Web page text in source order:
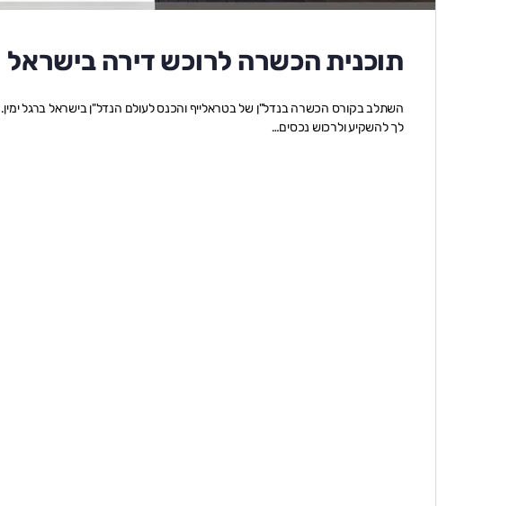
תוכנית הכשרה לרוכש דירה בישראל
השתלב בקורס הכשרה בנדל"ן של בטראלייף והכנס לעולם הנדל"ן בישראל ברגל
לך להשקיע ולרכוש נכסים…